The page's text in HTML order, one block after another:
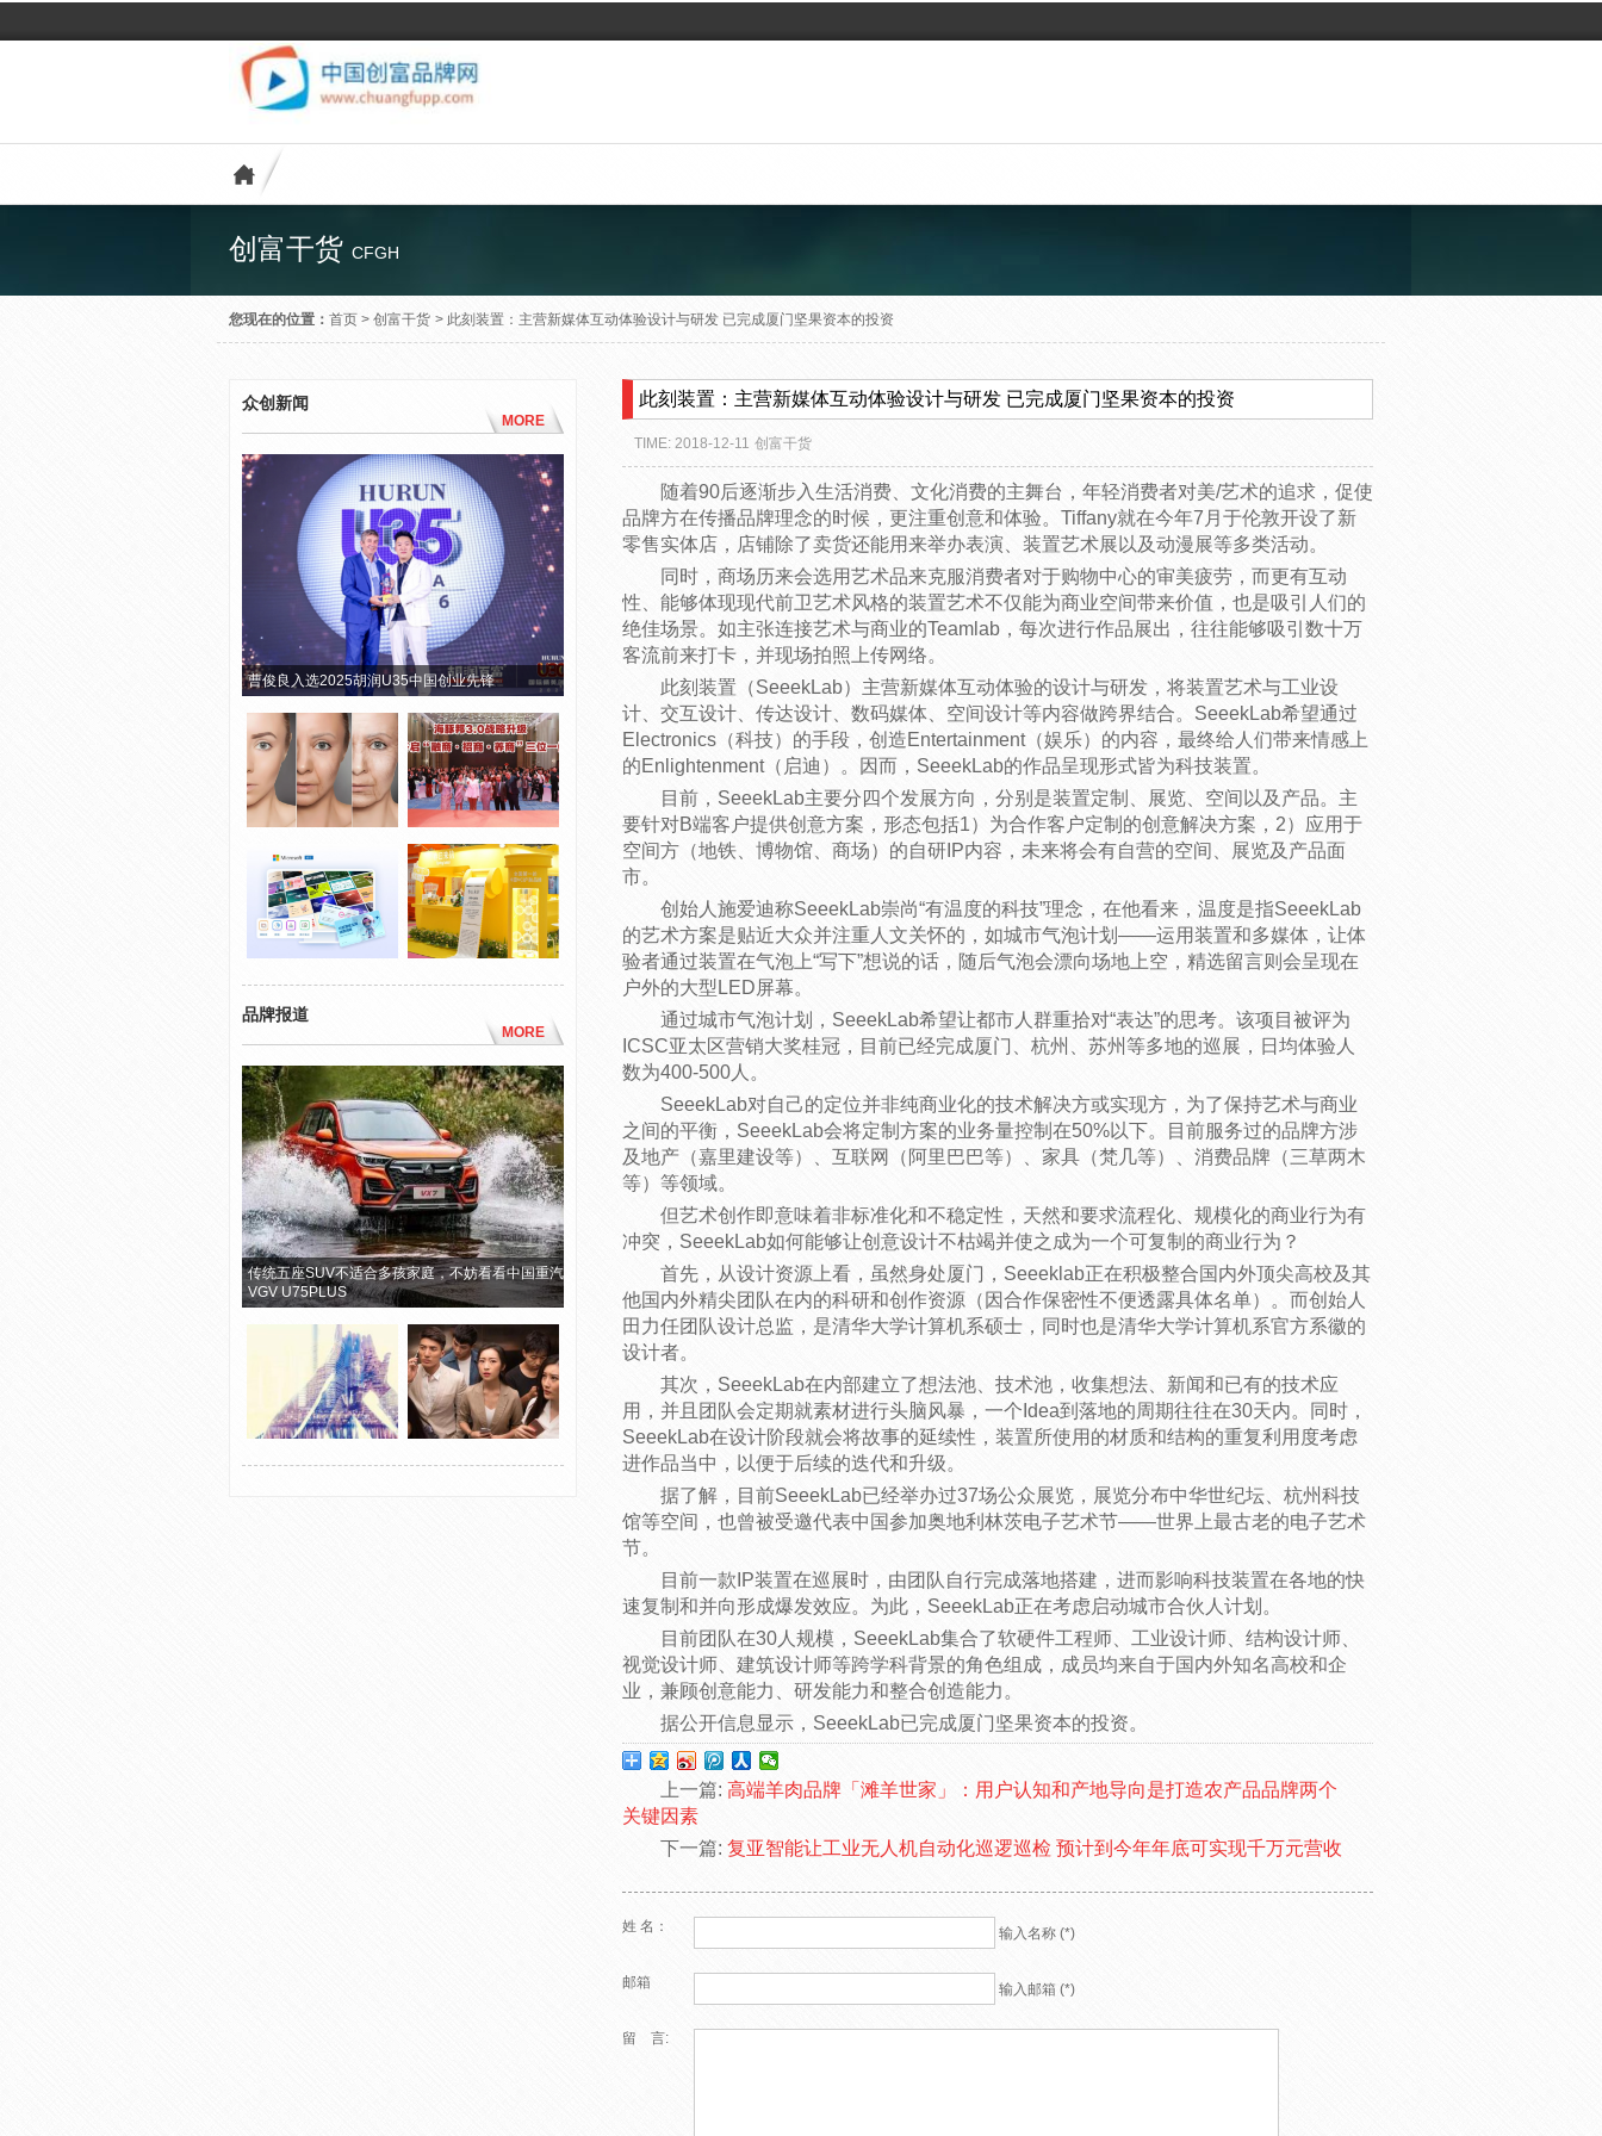
创富干货 CFGH
您现在的位置： 首页 > 创富干货 > 此刻装置：主营新媒体互动体验设计与研发 已完成厦门坚果资本的投资
众创新闻
MORE
曹俊良入选2025胡润U35中国创业先锋
品牌报道
MORE
传统五座SUV不适合多孩家庭，不妨看看中国重汽
VGV U75PLUS
此刻装置：主营新媒体互动体验设计与研发 已完成厦门坚果资本的投资
TIME: 2018-12-11 创富干货
随着90后逐渐步入生活消费、文化消费的主舞台，年轻消费者对美/艺术的追求，促使
品牌方在传播品牌理念的时候，更注重创意和体验。Tiffany就在今年7月于伦敦开设了新
零售实体店，店铺除了卖货还能用来举办表演、装置艺术展以及动漫展等多类活动。
同时，商场历来会选用艺术品来克服消费者对于购物中心的审美疲劳，而更有互动
性、能够体现现代前卫艺术风格的装置艺术不仅能为商业空间带来价值，也是吸引人们的
绝佳场景。如主张连接艺术与商业的Teamlab，每次进行作品展出，往往能够吸引数十万
客流前来打卡，并现场拍照上传网络。
此刻装置（SeeekLab）主营新媒体互动体验的设计与研发，将装置艺术与工业设
计、交互设计、传达设计、数码媒体、空间设计等内容做跨界结合。SeeekLab希望通过
Electronics（科技）的手段，创造Entertainment（娱乐）的内容，最终给人们带来情感上
的Enlightenment（启迪）。因而，SeeekLab的作品呈现形式皆为科技装置。
目前，SeeekLab主要分四个发展方向，分别是装置定制、展览、空间以及产品。主
要针对B端客户提供创意方案，形态包括1）为合作客户定制的创意解决方案，2）应用于
空间方（地铁、博物馆、商场）的自研IP内容，未来将会有自营的空间、展览及产品面
市。
创始人施爱迪称SeeekLab崇尚“有温度的科技”理念，在他看来，温度是指SeeekLab
的艺术方案是贴近大众并注重人文关怀的，如城市气泡计划——运用装置和多媒体，让体
验者通过装置在气泡上“写下”想说的话，随后气泡会漂向场地上空，精选留言则会呈现在
户外的大型LED屏幕。
通过城市气泡计划，SeeekLab希望让都市人群重拾对“表达”的思考。该项目被评为
ICSC亚太区营销大奖桂冠，目前已经完成厦门、杭州、苏州等多地的巡展，日均体验人
数为400-500人。
SeeekLab对自己的定位并非纯商业化的技术解决方或实现方，为了保持艺术与商业
之间的平衡，SeeekLab会将定制方案的业务量控制在50%以下。目前服务过的品牌方涉
及地产（嘉里建设等）、互联网（阿里巴巴等）、家具（梵几等）、消费品牌（三草两木
等）等领域。
但艺术创作即意味着非标准化和不稳定性，天然和要求流程化、规模化的商业行为有
冲突，SeeekLab如何能够让创意设计不枯竭并使之成为一个可复制的商业行为？
首先，从设计资源上看，虽然身处厦门，Seeeklab正在积极整合国内外顶尖高校及其
他国内外精尖团队在内的科研和创作资源（因合作保密性不便透露具体名单）。而创始人
田力任团队设计总监，是清华大学计算机系硕士，同时也是清华大学计算机系官方系徽的
设计者。
其次，SeeekLab在内部建立了想法池、技术池，收集想法、新闻和已有的技术应
用，并且团队会定期就素材进行头脑风暴，一个Idea到落地的周期往往在30天内。同时，
SeeekLab在设计阶段就会将故事的延续性，装置所使用的材质和结构的重复利用度考虑
进作品当中，以便于后续的迭代和升级。
据了解，目前SeeekLab已经举办过37场公众展览，展览分布中华世纪坛、杭州科技
馆等空间，也曾被受邀代表中国参加奥地利林茨电子艺术节——世界上最古老的电子艺术
节。
目前一款IP装置在巡展时，由团队自行完成落地搭建，进而影响科技装置在各地的快
速复制和并向形成爆发效应。为此，SeeekLab正在考虑启动城市合伙人计划。
目前团队在30人规模，SeeekLab集合了软硬件工程师、工业设计师、结构设计师、
视觉设计师、建筑设计师等跨学科背景的角色组成，成员均来自于国内外知名高校和企
业，兼顾创意能力、研发能力和整合创造能力。
据公开信息显示，SeeekLab已完成厦门坚果资本的投资。
上一篇: 高端羊肉品牌「滩羊世家」：用户认知和产地导向是打造农产品品牌两个
关键因素
下一篇: 复亚智能让工业无人机自动化巡逻巡检 预计到今年年底可实现千万元营收
姓 名： 输入名称 (*)
邮箱 输入邮箱 (*)
留 言: